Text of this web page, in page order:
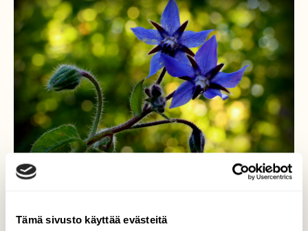
Tämä sivusto käyttää evästeitä